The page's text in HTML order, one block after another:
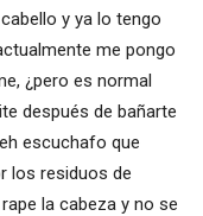
y ya lo tengo
me pongo
¿pero es normal
después de bañarte
escuchafo que
los residuos de
la cabeza y no se